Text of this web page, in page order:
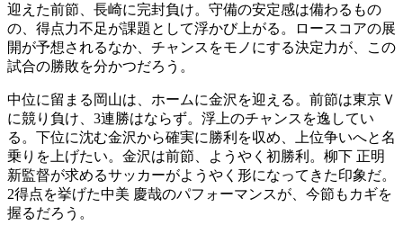
迎えた前節、長崎に完封負け。守備の安定感は備わるもの
の、得点力不足が課題として浮かび上がる。ロースコアの展
開が予想されるなか、チャンスをモノにする決定力が、この
試合の勝敗を分かつだろう。
中位に留まる岡山は、ホームに金沢を迎える。前節は東京Ｖ
に競り負け、3連勝はならず。浮上のチャンスを逸してい
る。下位に沈む金沢から確実に勝利を収め、上位争いへと名
乗りを上げたい。金沢は前節、ようやく初勝利。柳下 正明
新監督が求めるサッカーがようやく形になってきた印象だ。
2得点を挙げた中美 慶哉のパフォーマンスが、今節もカギを
握るだろう。